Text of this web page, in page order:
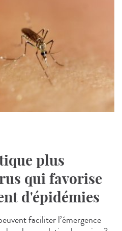
plus
qui favorise
d'épidémies
faciliter l’émergence